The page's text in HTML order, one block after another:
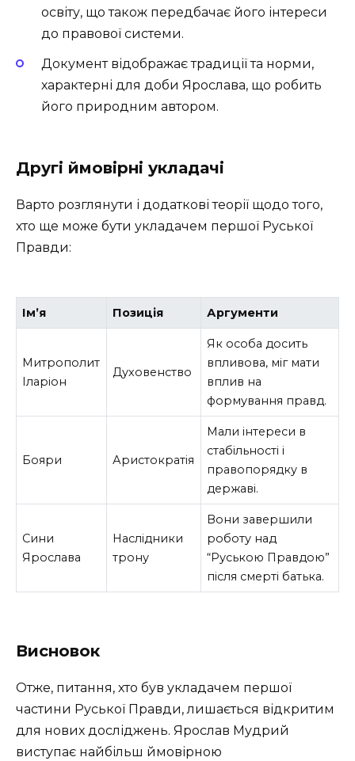
освіту, що також передбачає його інтереси
до правової системи.
Документ відображає традиції та норми,
характерні для доби Ярослава, що робить
його природним автором.
Другі ймовірні укладачі
Варто розглянути і додаткові теорії щодо того,
хто ще може бути укладачем першої Руської
Правди:
Ім’я Позиція Аргументи
Митрополит
Іларіон
Духовенство
Як особа досить
впливова, міг мати
вплив на
формування правд.
Бояри Аристократія
Мали інтереси в
стабільності і
правопорядку в
державі.
Сини
Ярослава
Наслідники
трону
Вони завершили
роботу над
“Руською Правдою”
після смерті батька.
Висновок
Отже, питання, хто був укладачем першої
частини Руської Правди, лишається відкритим
для нових досліджень. Ярослав Мудрий
виступає найбільш ймовірною